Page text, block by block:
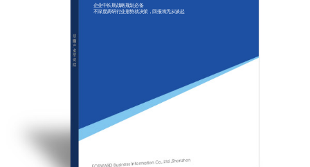
企业中长期战略规划必备
不深度调研行业形势就决策，回报将无从谈起